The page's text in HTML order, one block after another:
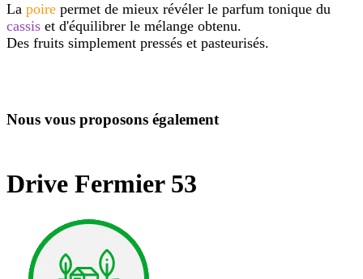
La poire permet de mieux révéler le parfum tonique du
cassis et d'équilibrer le mélange obtenu.
Des fruits simplement pressés et pasteurisés.
Nous vous proposons également
Drive Fermier 53